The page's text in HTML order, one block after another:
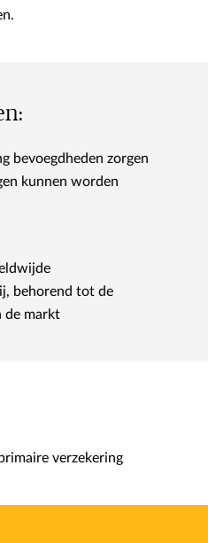
bevoegdheden zorgen
kunnen worden
behorend tot de
de markt
verzekering